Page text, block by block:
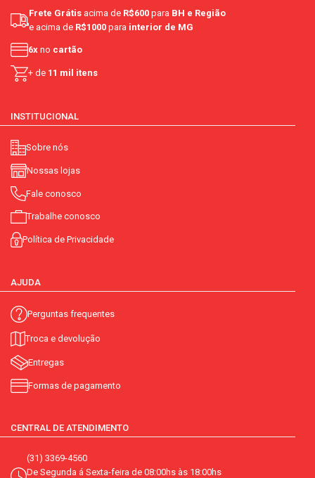
Frete Grátis acima de R$600 para BH e Região
e acima de R$1000 para interior de MG
6x no cartão
+ de 11 mil itens
INSTITUCIONAL
Sobre nós
Nossas lojas
Fale conosco
Trabalhe conosco
Política de Privacidade
AJUDA
Perguntas frequentes
Troca e devolução
Entregas
Formas de pagamento
CENTRAL DE ATENDIMENTO
(31) 3369-4560
De Segunda á Sexta-feira de 08:00hs às 18:00hs